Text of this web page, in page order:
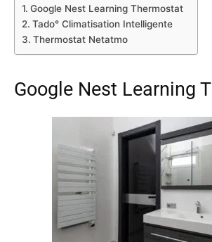
Google Nest Learning Thermostat
Tado° Climatisation Intelligente
Thermostat Netatmo
Google Nest Learning